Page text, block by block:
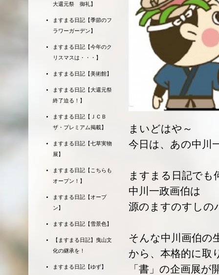
まいどはや～
今日は、あの中川
ますまる日記でも
中川一政画伯は
源のますのすしの
そんな中川画伯の
から、本格的に取
「書」の企画展が
大還元祭 御礼】
ますまる日記【季節のフ
ラワーガーデン】
ますまる日記【今年のク
リスマスは・・・】
ますまる日記【美術館】
ますまる日記【大還元祭
終了迫る！】
ますまる日記【ＪＣＢ
ザ・プレミアム掲載】
ますまる日記【七草実物
展】
ますまる日記【こちらも
オープン！】
ますまる日記【オープ
ン】
ますまる日記【雪景色】
【ますまる日記】曳山文
化の継承を！
ますまる日記【ゆず】